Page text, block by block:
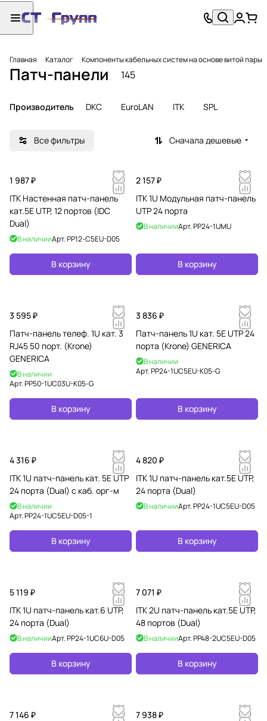
Главная Каталог Компоненты кабельных систем на основе витой пары
Патч-панели 145
Производитель DKC EuroLAN ITK SPL
Все фильтры Сначала дешевые
1 987 ₽
ITK Настенная патч-панель
кат.5Е UTP, 12 портов (IDC
Dual)
В наличииАрт.PP12-C5EU-D05
В корзину
2 157 ₽
ITK 1U Модульная патч-панель
UTP 24 порта
В наличииАрт.PP24-1UMU
В корзину
3 595 ₽
Патч-панель телеф. 1U кат. 3
RJ45 50 порт. (Krone)
GENERICA
В наличии
Арт.PP50-1UC03U-K05-G
В корзину
3 836 ₽
Патч-панель 1U кат. 5Е UTP 24
порта (Krone) GENERICA
В наличии
Арт.PP24-1UC5EU-K05-G
В корзину
4 316 ₽
ITK 1U патч-панель кат. 5Е UTP
24 порта (Dual) с каб. орг-м
В наличии
Арт.PP24-1UC5EU-D05-1
В корзину
4 820 ₽
ITK 1U патч-панель кат.5Е UTP,
24 порта (Dual)
В наличииАрт.PP24-1UC5EU-D05
В корзину
5 119 ₽
ITK 1U патч-панель кат.6 UTP,
24 порта (Dual)
В наличииАрт.PP24-1UC6U-D05
В корзину
7 071 ₽
ITK 2U патч-панель кат.5Е UTP,
48 портов (Dual)
В наличииАрт.PP48-2UC5EU-D05
В корзину
7 146 ₽
7 938 ₽